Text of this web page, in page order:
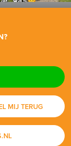
MIJ TERUG